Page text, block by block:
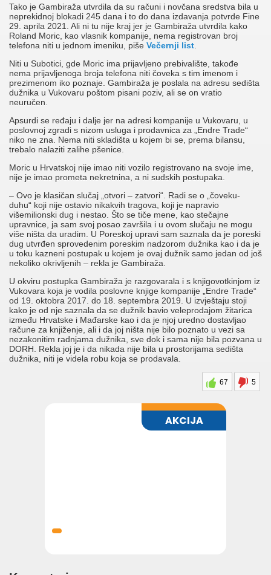
Tako je Gambiraža utvrdila da su računi i novčana sredstva bila u
neprekidnoj blokadi 245 dana i to do dana izdavanja potvrde Fine
29. aprila 2021. Ali ni tu nije kraj jer je Gambiraža utvrdila kako
Roland Moric, kao vlasnik kompanije, nema registrovan broj
telefona niti u jednom imeniku, piše Večernji list
Niti u Subotici, gde Moric ima prijavljeno prebivalište, takođe
nema prijavljenoga broja telefona niti čoveka s tim imenom i
prezimenom iko poznaje. Gambiraža je poslala na adresu sedišta
dužnika u Vukovaru poštom pisani poziv, ali se on vratio
neuručen.
Apsurdi se ređaju i dalje jer na adresi kompanije u Vukovaru, u
poslovnoj zgradi s nizom usluga i prodavnica za „Endre Trade“
niko ne zna. Nema niti skladišta u kojem bi se, prema bilansu,
trebalo nalaziti zalihe pšenice.
Moric u Hrvatskoj nije imao niti vozilo registrovano na svoje ime,
nije je imao prometa nekretnina, a ni sudskih postupaka.
– Ovo je klasičan slučaj „otvori – zatvori“. Radi se o „čoveku-
duhu“ koji nije ostavio nikakvih tragova, koji je napravio
višemilionski dug i nestao. Što se tiče mene, kao stečajne
upravnice, ja sam svoj posao završila i u ovom slučaju ne mogu
više ništa da uradim. U Poreskoj upravi sam saznala da je poreski
dug utvrđen sprovedenim poreskim nadzorom dužnika kao i da je
u toku kazneni postupak u kojem je ovaj dužnik samo jedan od još
nekoliko okrivljenih – rekla je Gambiraža.
U okviru postupka Gambiraža je razgovarala i s knjigovotkinjom iz
Vukovara koja je vodila poslovne knjige kompanije „Endre Trade“
od 19. oktobra 2017. do 18. septembra 2019. U izvještaju stoji
kako je od nje saznala da se dužnik bavio veleprodajom žitarica
između Hrvatske i Mađarske kao i da je njoj uredno dostavljao
račune za knjiženje, ali i da joj ništa nije bilo poznato u vezi sa
nezakonitim radnjama dužnika, sve dok i sama nije bila pozvana u
DORH. Rekla joj je i da nikada nije bila u prostorijama sedišta
dužnika, niti je videla robu koja se prodavala.
67 5